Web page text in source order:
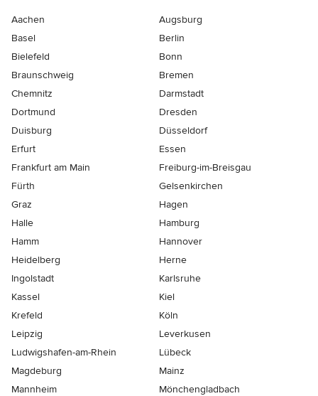
Aachen
Augsburg
Basel
Berlin
Bielefeld
Bonn
Braunschweig
Bremen
Chemnitz
Darmstadt
Dortmund
Dresden
Duisburg
Düsseldorf
Erfurt
Essen
Frankfurt am Main
Freiburg-im-Breisgau
Fürth
Gelsenkirchen
Graz
Hagen
Halle
Hamburg
Hamm
Hannover
Heidelberg
Herne
Ingolstadt
Karlsruhe
Kassel
Kiel
Krefeld
Köln
Leipzig
Leverkusen
Ludwigshafen-am-Rhein
Lübeck
Magdeburg
Mainz
Mannheim
Mönchen­gladbach